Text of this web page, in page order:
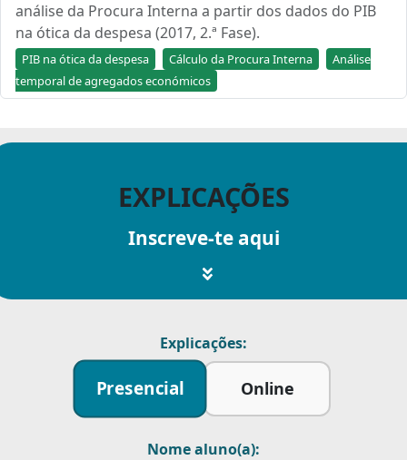
análise da Procura Interna a partir dos dados do PIB
na ótica da despesa (2017, 2.ª Fase).
PIB na ótica da despesa Cálculo da Procura Interna
Análise
temporal de agregados económicos
EXPLICAÇÕES
Inscreve-te aqui
Explicações:
Presencial Online
Nome aluno(a):